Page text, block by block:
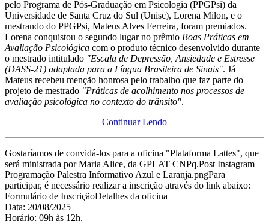
pelo Programa de Pós-Graduação em Psicologia (PPGPsi) da
Universidade de Santa Cruz do Sul (Unisc), Lorena Milon, e o
mestrando do PPGPsi, Mateus Alves Ferreira, foram premiados.
Lorena conquistou o segundo lugar no prêmio Boas Práticas em
Avaliação Psicológica com o produto técnico desenvolvido durante
o mestrado intitulado "Escala de Depressão, Ansiedade e Estresse
(DASS-21) adaptada para a Língua Brasileira de Sinais". Já
Mateus recebeu menção honrosa pelo trabalho que faz parte do
projeto de mestrado "Práticas de acolhimento nos processos de
avaliação psicológica no contexto do trânsito".
Continuar Lendo
Gostaríamos de convidá-los para a oficina "Plataforma Lattes", que
será ministrada por Maria Alice, da GPLAT CNPq.Post Instagram
Programação Palestra Informativo Azul e Laranja.pngPara
participar, é necessário realizar a inscrição através do link abaixo:
Formulário de InscriçãoDetalhes da oficina
Data: 20/08/2025
Horário: 09h às 12h.